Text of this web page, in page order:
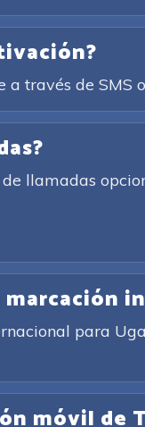
a través de
llamadas
marcación
para
móvil de